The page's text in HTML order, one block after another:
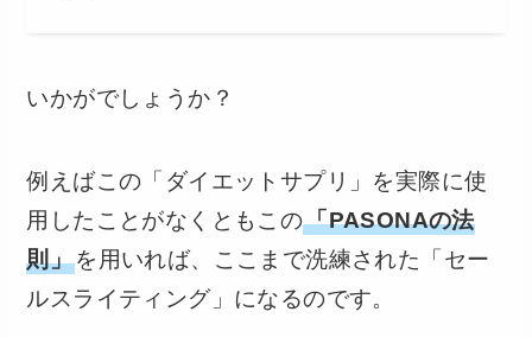
いかがでしょうか？
例えばこの「ダイエットサプリ」を実際に使
用したことがなくともこの「PASONAの法
則」を用いれば、ここまで洗練された「セー
ルスライティング」になるのです。